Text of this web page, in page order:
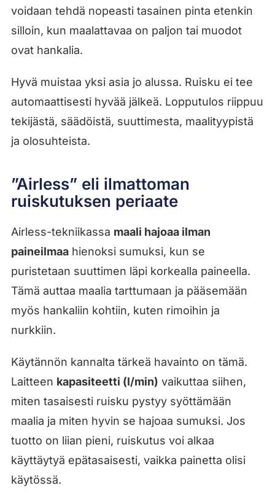
voidaan tehdä nopeasti tasainen pinta etenkin
silloin, kun maalattavaa on paljon tai muodot
ovat hankalia.
Hyvä muistaa yksi asia jo alussa. Ruisku ei tee
automaattisesti hyvää jälkeä. Lopputulos riippuu
tekijästä, säädöistä, suuttimesta, maalityypistä
ja olosuhteista.
”Airless” eli ilmattoman
ruiskutuksen periaate
Airless-tekniikassa maali hajoaa ilman
paineilmaahienoksi sumuksi, kun se
puristetaan suuttimen läpi korkealla paineella.
Tämä auttaa maalia tarttumaan ja pääsemään
myös hankaliin kohtiin, kuten rimoihin ja
nurkkiin.
Käytännön kannalta tärkeä havainto on tämä.
Laitteen kapasiteetti (l/min) vaikuttaa siihen,
miten tasaisesti ruisku pystyy syöttämään
maalia ja miten hyvin se hajoaa sumuksi. Jos
tuotto on liian pieni, ruiskutus voi alkaa
käyttäytyä epätasaisesti, vaikka painetta olisi
käytössä.